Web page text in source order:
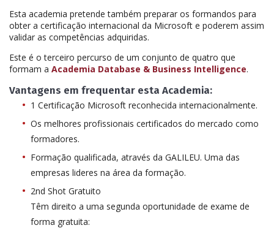
Esta academia pretende também preparar os formandos para
obter a certificação internacional da Microsoft e poderem assim
validar as competências adquiridas.
Este é o terceiro percurso de um conjunto de quatro que
formam a Academia Database & Business Intelligence.
Vantagens em frequentar esta Academia:
1 Certificação Microsoft reconhecida internacionalmente.
Os melhores profissionais certificados do mercado como
formadores.
Formação qualificada, através da GALILEU. Uma das
empresas lideres na área da formação.
2nd Shot Gratuito
Têm direito a uma segunda oportunidade de exame de
forma gratuita: